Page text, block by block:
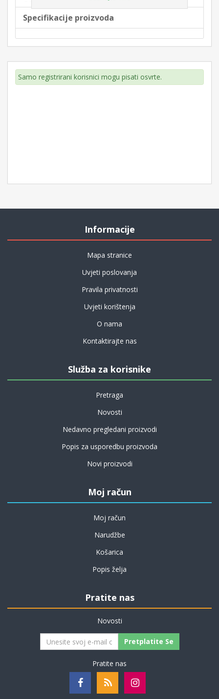
Specifikacije proizvoda
Samo registrirani korisnici mogu pisati osvrte.
Informacije
Mapa stranice
Uvjeti poslovanja
Pravila privatnosti
Uvjeti korištenja
O nama
Kontaktirajte nas
Služba za korisnike
Pretraga
Novosti
Nedavno pregledani proizvodi
Popis za usporedbu proizvoda
Novi proizvodi
Moj račun
Moj račun
Narudžbe
Košarica
Popis želja
Pratite nas
Novosti
Pretplatite Se
Pratite nas